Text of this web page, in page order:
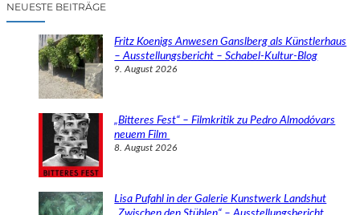
NEUESTE BEITRÄGE
Fritz Koenigs Anwesen Ganslberg als Künstlerhaus
– Ausstellungsbericht – Schabel-Kultur-Blog
9. August 2026
„Bitteres Fest“ – Filmkritik zu Pedro Almodóvars
neuem Film
8. August 2026
Lisa Pufahl in der Galerie Kunstwerk Landshut